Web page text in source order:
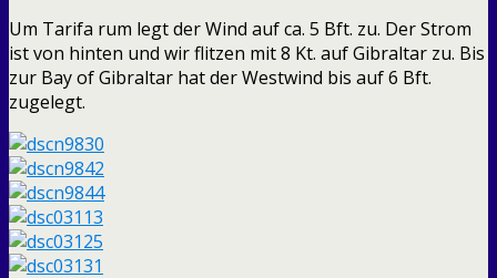
Um Tarifa rum legt der Wind auf ca. 5 Bft. zu. Der Strom
ist von hinten und wir flitzen mit 8 Kt. auf Gibraltar zu. Bis
zur Bay of Gibraltar hat der Westwind bis auf 6 Bft.
zugelegt.